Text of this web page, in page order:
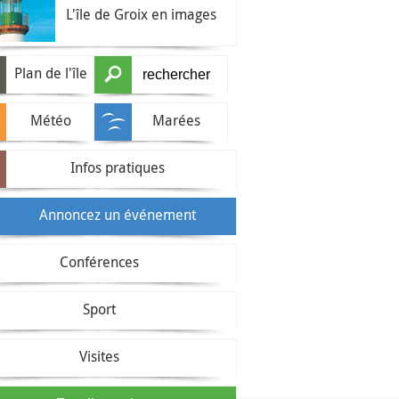
L'île de Groix en images
Plan de l'île
Météo Marées
Infos pratiques
Annoncez un événement
Conférences
Sport
Visites